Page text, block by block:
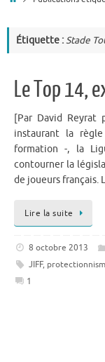
Étiquette :Stade
Le Top 14,
[Par David
instaurant la
formation -, la
contourner la
de joueurs français.
Lire la suite
8 octobre 2013
JIFF,
1